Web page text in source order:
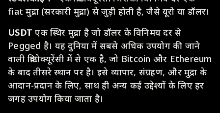
fiat मुद्रा (सरकारी मुद्रा) से जुड़ी होती है, जैसे यूरो या डॉलर।
USDT एक स्थिर मुद्रा है जो डॉलर के विनिमय दर से
Pegged है। यह दुनिया में सबसे अधिक उपयोग की जाने
वाली क्रिप्टोक्यूरेंसी में से एक है, जो Bitcoin और Ethereum
के बाद तीसरे स्थान पर है। इसे व्यापार, संग्रहण, और मुद्रा के
आदान-प्रदान के लिए, साथ ही अन्य कई उद्देश्यों के लिए हर
जगह उपयोग किया जाता है।